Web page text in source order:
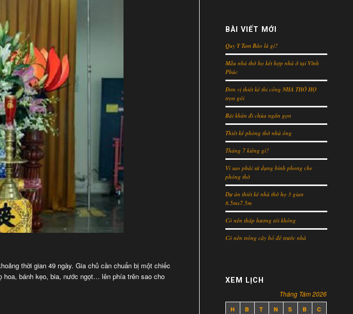
thời gian 49 ngày. Gia chủ cần chuẩn bị một chiếc
hoa, bánh kẹo, bia, nước ngọt… lên phía trên sao cho
BÀI VIẾT MỚI
Quy Y Tam Bảo là gì?
Mẫu nhà thờ họ kết hợp nhà ở tại Vĩnh
Phúc
Đơn vị thiết kế thi công NHÀ THỜ HỌ
trọn gói
Bài khấn đi chùa ngắn gọn
Thiết kế phòng thờ nhà ống
Tháng 7 kiêng gì?
Vì sao phải sử dụng bình phong che
phòng thờ
Dự án thiết kế nhà thờ họ 3 gian
8.5mx7.5m
Có nên thắp hương tối không
Có nên trồng cây bồ đề trước nhà
XEM LỊCH
Tháng Tám 2026
H B T N S B C